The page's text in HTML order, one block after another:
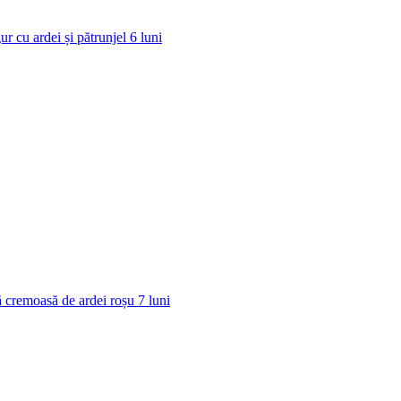
cu ardei și pătrunjel 6 luni
cremoasă de ardei roșu 7 luni